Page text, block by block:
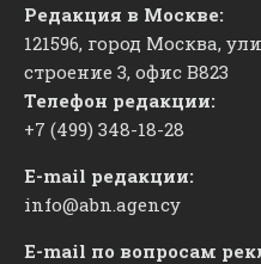
Редакция в Москве:
121596, город Москва,
строение 3, офис ​В823
Телефон редакции:
+7 (499) 348-18-28
E-mail редакции:
info@abn.agency
E-mail по вопросам